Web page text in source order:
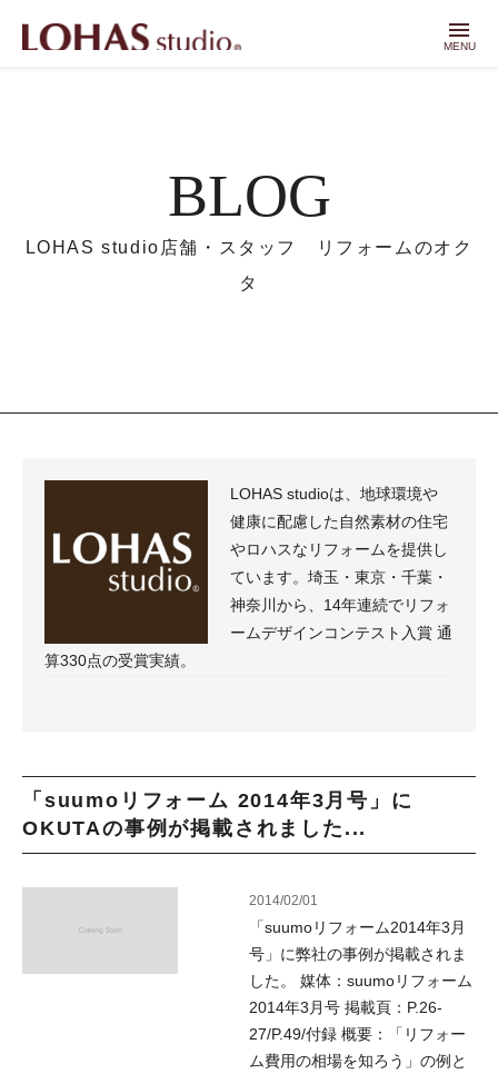
menu
MENU
BLOG
LOHAS studio店舗・スタッフ リフォームのオク
タ
LOHAS studioは、地球環境や
健康に配慮した自然素材の住宅
やロハスなリフォームを提供し
ています。埼玉・東京・千葉・
神奈川から、14年連続でリフォ
ームデザインコンテスト入賞 通
算330点の受賞実績。
「suumoリフォーム 2014年3月号」に
OKUTAの事例が掲載されました...
2014/02/01
「suumoリフォーム2014年3月
号」に弊社の事例が掲載されま
した。 媒体：suumoリフォーム
2014年3月号 掲載頁：P.26-
27/P.49/付録 概要：「リフォー
ム費用の相場を知ろう」の例と